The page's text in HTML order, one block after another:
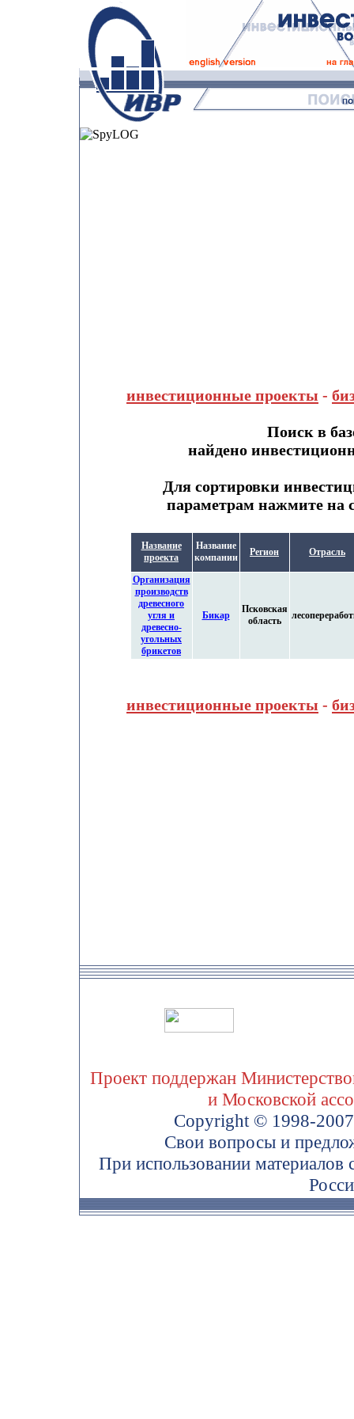
инвестиционные проекты -
Поиск в
найдено
Для сортировки
параметрам нажмите на
Название
проекта
Название
компании
Регион Отрасль
Организация
производств
древесного
угля и
древесно-
угольных
брикетов
Бикар
Псковская
область
инвестиционные проекты -
Проект поддержан
и Московской
Copyright © 1998-
Свои вопросы и
При использовании